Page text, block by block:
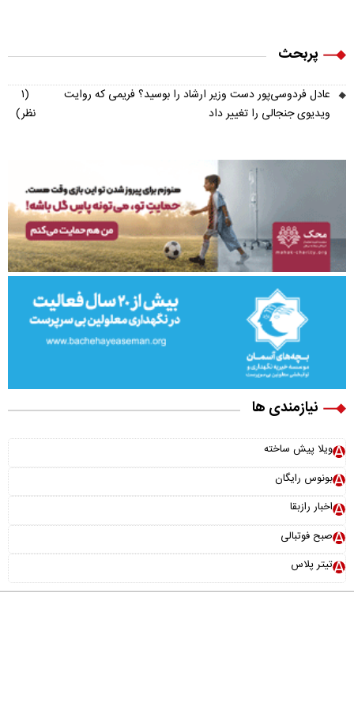
پربحث
عادل فردوسی‌پور دست وزیر ارشاد را بوسید؟ فریمی که روایت
ویدیوی جنجالی را تغییر داد
(۱
نظر)
نیازمندی ها
ویلا پیش ساخته
بونوس رایگان
اخبار رازبقا
صبح فوتبالی
تیتر پلاس